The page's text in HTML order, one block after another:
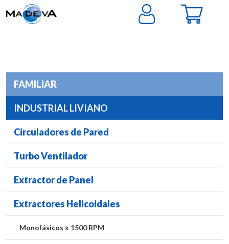
FAMILIAR
INDUSTRIAL LIVIANO
Circuladores de Pared
Turbo Ventilador
Extractor de Panel
Extractores Helicoidales
Monofásicos x 1500 RPM